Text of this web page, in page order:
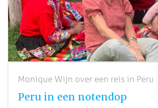
Monique Wijn over een reis in Peru
Peru in een notendop